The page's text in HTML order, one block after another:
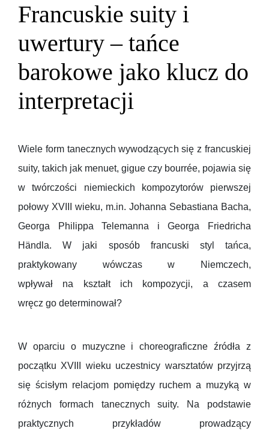
Francuskie suity i
uwertury – tańce
barokowe jako klucz do
interpretacji
Wiele form tanecznych wywodzących się z francuskiej
suity, takich jak menuet, gigue czy bourrée, pojawia się
w twórczości niemieckich kompozytorów pierwszej
połowy XVIII wieku, m.in. Johanna Sebastiana Bacha,
Georga Philippa Telemanna i Georga Friedricha
Händla. W jaki sposób francuski styl tańca,
praktykowany wówczas w Niemczech,
wpływał na kształt ich kompozycji, a czasem
wręcz go determinował?
W oparciu o muzyczne i choreograficzne źródła z
początku XVIII wieku uczestnicy warsztatów przyjrzą
się ścisłym relacjom pomiędzy ruchem a muzyką w
różnych formach tanecznych suity. Na podstawie
praktycznych przykładów prowadzący